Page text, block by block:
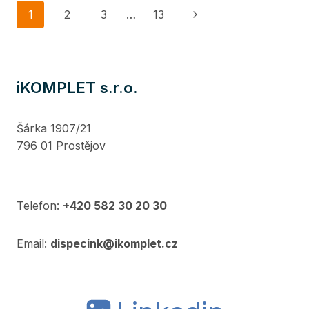
2025
Page
1 2 3 … 13
Next
iKOMPLET s.r.o.
Šárka 1907/21
796 01 Prostějov
Telefon: +420 582 30 20 30
Email: dispecink@ikomplet.cz